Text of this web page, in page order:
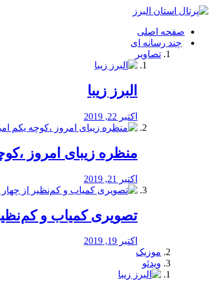
فصد
شرق
تهران
خشکشویی
صفحه اصلی
چند رسانه ای
تصاویر
البرز زیبا
اکتبر 22, 2019
منظره‌‌ زیبای امروز
اکتبر 21, 2019
️تصویری کمیاب و کم‌نظیر
اکتبر 19, 2019
موزیک
ویدئو